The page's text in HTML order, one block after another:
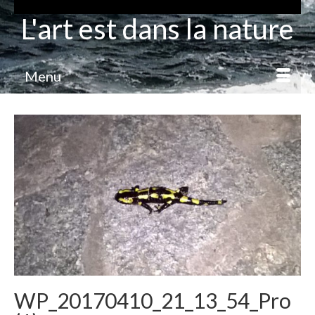
L'art est dans la nature
Menu
WP_20170410_21_13_54_Pro